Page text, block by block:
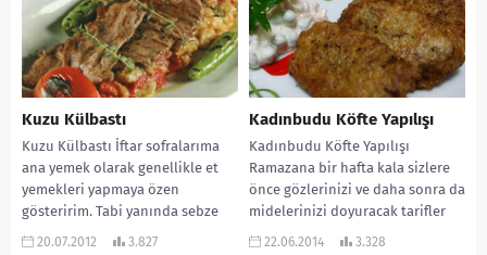
Kuzu Külbastı
Kuzu Külbastı İftar sofralarıma
ana yemek olarak genellikle et
yemekleri yapmaya özen
gösteririm. Tabi yanında sebze
yemeklerimde mutlaka olur.
20.07.2012 3.827
Kadınbudu Köfte Yapılışı
Kadınbudu Köfte Yapılışı
Ramazana bir hafta kala sizlere
önce gözlerinizi ve daha sonra da
midelerinizi doyuracak tarifler
vermek istiyorum. İftar...
22.06.2014 3.328